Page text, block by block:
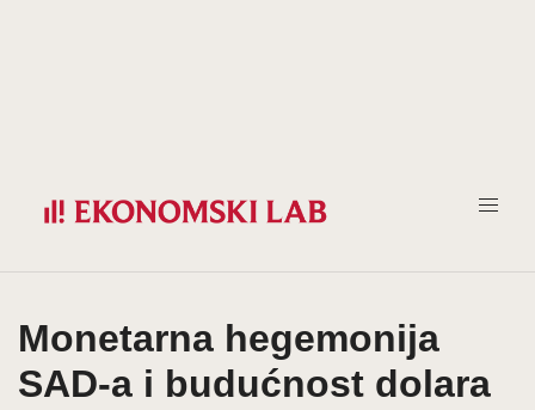
Monetarna hegemonija
SAD-a i budućnost dolara